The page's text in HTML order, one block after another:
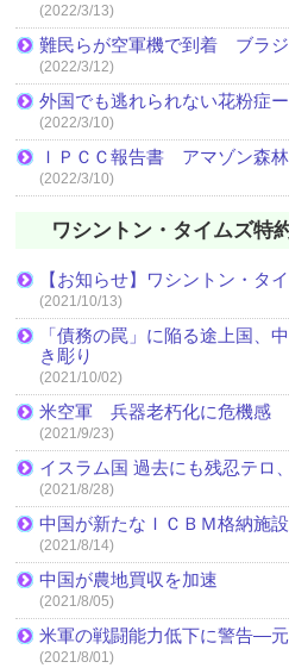
(2022/3/13)
難民らが空軍機で到着 ブラ
(2022/3/12)
外国でも逃れられない花粉症
(2022/3/10)
ＩＰＣＣ報告書 アマゾン森
(2022/3/10)
ワシントン・タイムズ特
【お知らせ】ワシントン・タ
(2021/10/13)
「債務の罠」に陥る途上国、
き彫り
(2021/10/02)
米空軍 兵器老朽化に危機感
(2021/9/23)
イスラム国 過去にも残忍テロ
(2021/8/28)
中国が新たなＩＣＢＭ格納施設
(2021/8/14)
中国が農地買収を加速
(2021/8/05)
米軍の戦闘能力低下に警告―
(2021/8/01)